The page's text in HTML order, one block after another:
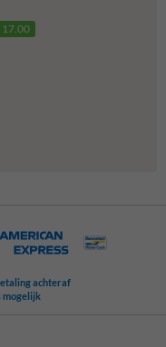
17.00
achteraf
mogelijk